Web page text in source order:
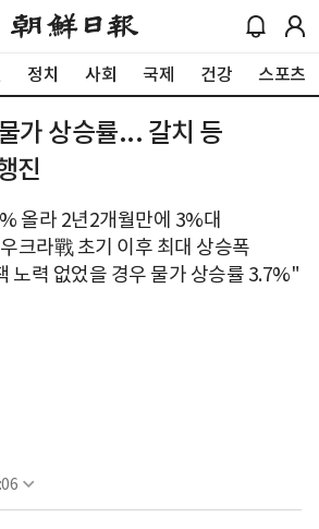
정치 사회 국제 건강 스포츠
가 상승률... 갈치 등
진
올라 2년2개월만에 3%대
크라戰 초기 이후 최대 상승폭
노력 없었을 경우 물가 상승률 3.7%"